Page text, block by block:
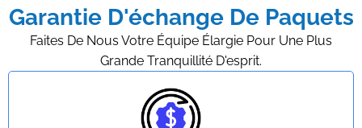
Garantie D'échange De Paquets
Faites De Nous Votre Équipe Élargie Pour Une Plus
Grande Tranquillité D'esprit.